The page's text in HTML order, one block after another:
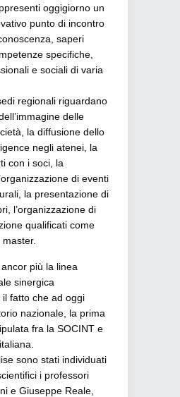
oggigiorno un
punto di incontro
saperi
specifiche,
e sociali di varia
regionali riguardano
delle
la diffusione dello
negli atenei, la
con i soci, la
di eventi
la presentazione di
l’organizzazione di
qualificati come
più la linea
sinergica
fatto che ad oggi
nazionale, la prima
fra la SOCINT e
sono stati individuati
i professori
e Giuseppe Reale,